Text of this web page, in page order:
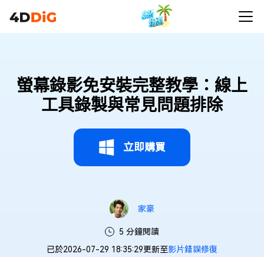
螢幕錄影免安裝完整教學：線上
工具錄製與常見問題排除
立即購買
家豪
5 分鐘閱讀
已於2026-07-29 18:35:29更新至影片錯誤修復